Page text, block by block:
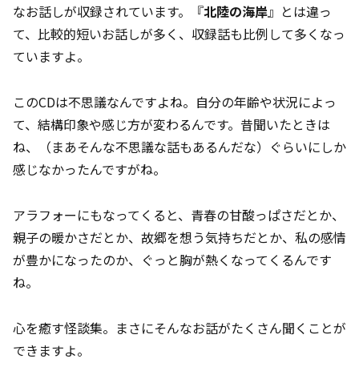
なお話しが収録されています。『北陸の海岸』とは違っ
て、比較的短いお話しが多く、収録話も比例して多くなっ
ていますよ。
このCDは不思議なんですよね。自分の年齢や状況によっ
て、結構印象や感じ方が変わるんです。昔聞いたときは
ね、（まあそんな不思議な話もあるんだな）ぐらいにしか
感じなかったんですがね。
アラフォーにもなってくると、青春の甘酸っぱさだとか、
親子の暖かさだとか、故郷を想う気持ちだとか、私の感情
が豊かになったのか、ぐっと胸が熱くなってくるんです
ね。
心を癒す怪談集。まさにそんなお話がたくさん聞くことが
できますよ。